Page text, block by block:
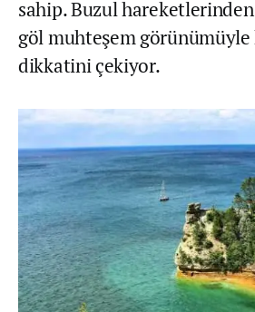
sahip. Buzul
göl muhteşem
dikkatini çekiyor.